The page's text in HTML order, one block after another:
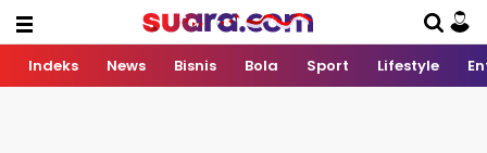
Indeks News Bisnis Bola Sport Lifestyle